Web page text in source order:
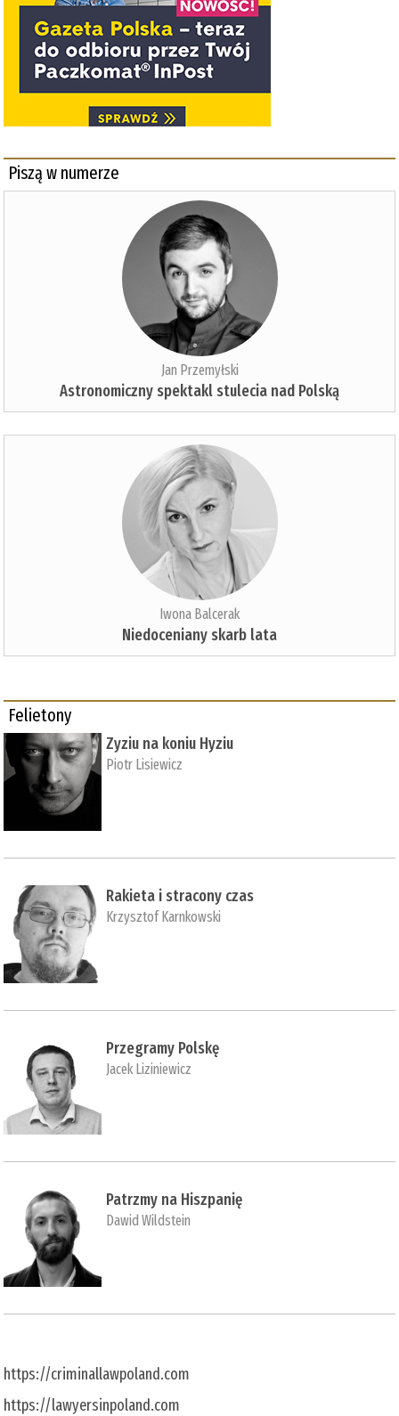
Piszą w numerze
Jan Przemyłski
Astronomiczny spektakl stulecia nad Polską
Iwona Balcerak
Niedoceniany skarb lata
Felietony
Zyziu na koniu Hyziu
Piotr Lisiewicz
Rakieta i stracony czas
Krzysztof Karnkowski
Przegramy Polskę
Jacek Liziniewicz
Patrzmy na Hiszpanię
Dawid Wildstein
https://criminallawpoland.com
https://lawyersinpoland.com